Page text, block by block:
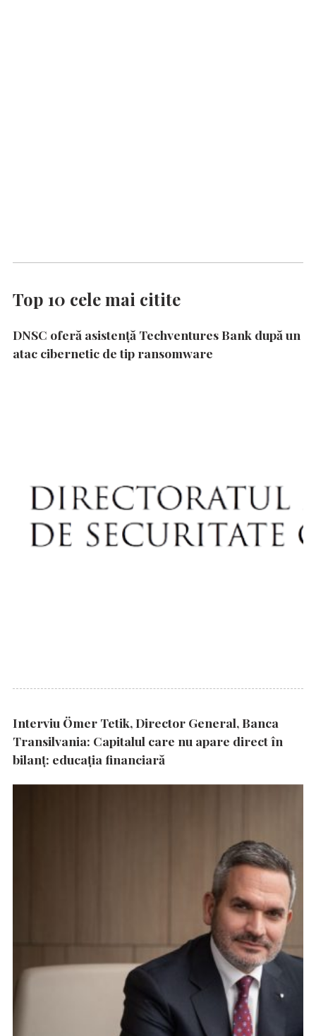
Top 10 cele mai citite
DNSC oferă asistență Techventures Bank după un
atac cibernetic de tip ransomware
Interviu Ömer Tetik, Director General, Banca
Transilvania: Capitalul care nu apare direct în
bilanț: educația financiară